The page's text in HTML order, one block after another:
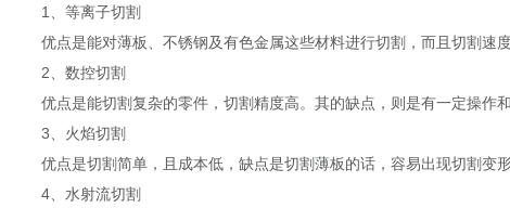
1、等离子切割
优点是能对薄板、不锈钢及有色金属这些材料进行切割，而且切割速
2、数控切割
优点是能切割复杂的零件，切割精度高。其的缺点，则是有一定操作和
3、火焰切割
优点是切割简单，且成本低，缺点是切割薄板的话，容易出现切割变
4、水射流切割